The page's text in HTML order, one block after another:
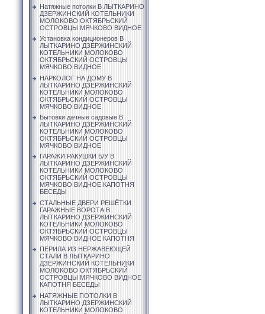
Натяжные потолки В ЛЫТКАРИНО
ДЗЕРЖИНСКИЙ КОТЕЛЬНИКИ
МОЛОКОВО ОКТЯБРЬСКИЙ
ОСТРОВЦЫ МЯЧКОВО ВИДНОЕ
Установка кондиционеров В
ЛЫТКАРИНО ДЗЕРЖИНСКИЙ
КОТЕЛЬНИКИ МОЛОКОВО
ОКТЯБРЬСКИЙ ОСТРОВЦЫ
МЯЧКОВО ВИДНОЕ
НАРКОЛОГ НА ДОМУ В
ЛЫТКАРИНО ДЗЕРЖИНСКИЙ
КОТЕЛЬНИКИ МОЛОКОВО
ОКТЯБРЬСКИЙ ОСТРОВЦЫ
МЯЧКОВО ВИДНОЕ
Бытовки дачные садовые В
ЛЫТКАРИНО ДЗЕРЖИНСКИЙ
КОТЕЛЬНИКИ МОЛОКОВО
ОКТЯБРЬСКИЙ ОСТРОВЦЫ
МЯЧКОВО ВИДНОЕ
ГАРАЖИ РАКУШКИ Б/У В
ЛЫТКАРИНО ДЗЕРЖИНСКИЙ
КОТЕЛЬНИКИ МОЛОКОВО
ОКТЯБРЬСКИЙ ОСТРОВЦЫ
МЯЧКОВО ВИДНОЕ КАПОТНЯ
БЕСЕДЫ
СТАЛЬНЫЕ ДВЕРИ РЕШЁТКИ
ГАРАЖНЫЕ ВОРОТА В
ЛЫТКАРИНО ДЗЕРЖИНСКИЙ
КОТЕЛЬНИКИ МОЛОКОВО
ОКТЯБРЬСКИЙ ОСТРОВЦЫ
МЯЧКОВО ВИДНОЕ КАПОТНЯ
ПЕРИЛА ИЗ НЕРЖАВЕЮЩЕЙ
СТАЛИ В ЛЫТКАРИНО
ДЗЕРЖИНСКИЙ КОТЕЛЬНИКИ
МОЛОКОВО ОКТЯБРЬСКИЙ
ОСТРОВЦЫ МЯЧКОВО ВИДНОЕ
КАПОТНЯ БЕСЕДЫ
НАТЯЖНЫЕ ПОТОЛКИ В
ЛЫТКАРИНО ДЗЕРЖИНСКИЙ
КОТЕЛЬНИКИ МОЛОКОВО